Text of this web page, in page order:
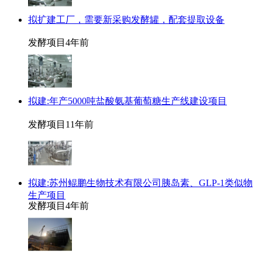
拟扩建工厂，需要新采购发酵罐，配套提取设备
发酵项目 4年前
拟建:年产5000吨盐酸氨基葡萄糖生产线建设项目
发酵项目 11年前
拟建:苏州鲲鹏生物技术有限公司胰岛素、GLP-1类似物
生产项目
发酵项目 4年前